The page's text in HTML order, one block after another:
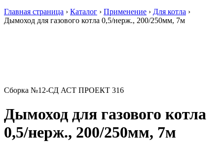
Главная страница › Каталог › Применение › Для котла ›
Дымоход для газового котла 0,5/нерж., 200/250мм, 7м
Сборка №12-СД АСТ ПРОЕКТ 316
Дымоход для газового котла
0,5/нерж., 200/250мм, 7м